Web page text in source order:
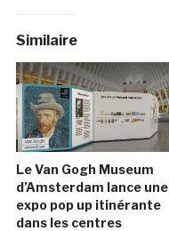
Similaire
Le Van Gogh Museum
d’Amsterdam lance une
expo pop up itinérante
dans les centres